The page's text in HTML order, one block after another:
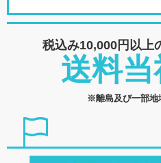
税込み10,000円以上
送料当
※離島及び一部地